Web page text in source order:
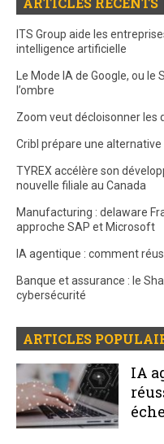
ITS Group aide les
intelligence artificielle
Le Mode IA de Google, ou le
l’ombre
Zoom veut décloisonner les
Cribl prépare une
TYREX accélère son
nouvelle filiale au Canada
Manufacturing : delaware
approche SAP et Microsoft
IA agentique : comment
Banque et assurance : le
cybersécurité
ARTICLES
IA